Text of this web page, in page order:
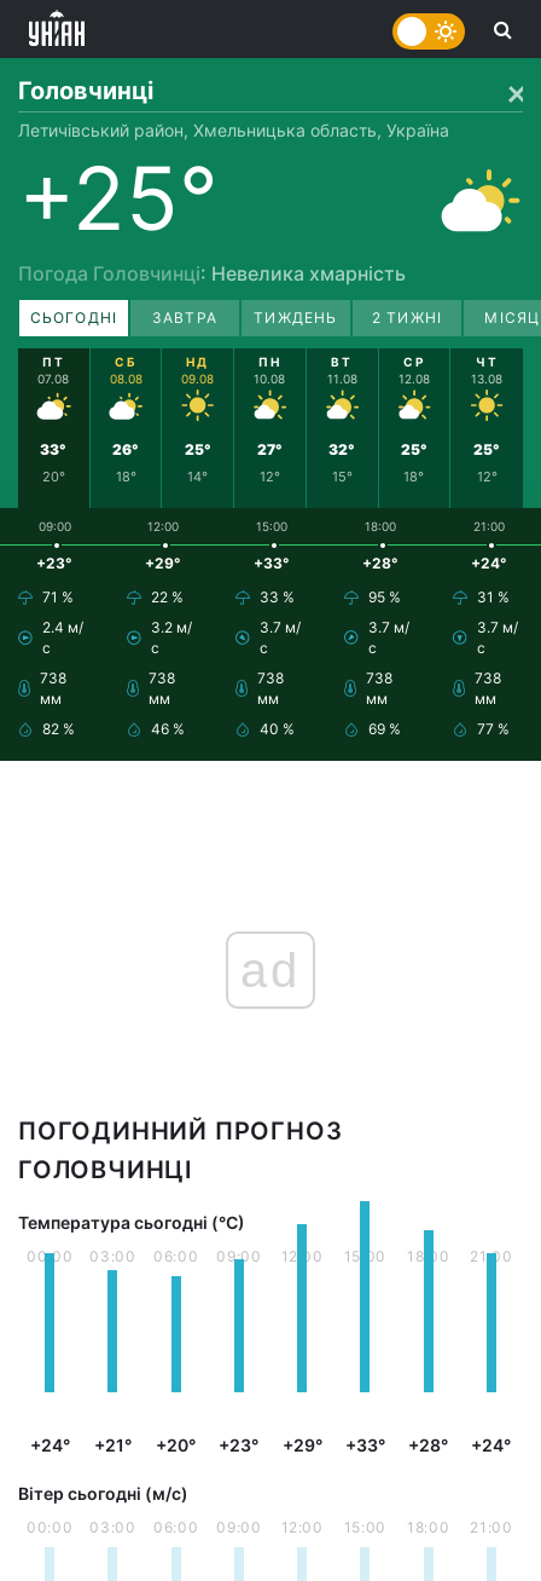
Головчинці
Летичівський район, Хмельницька область, Україна
+25°
Погода Головчинці: Невелика хмарність
СЬОГОДНІ ЗАВТРА ТИЖДЕНЬ 2 ТИЖНІ
ПТ
07.08
33°
20°
СБ
08.08
26°
18°
НД
09.08
25°
14°
ПН
10.08
27°
12°
ВТ
11.08
32°
15°
СР
12.08
25°
18°
ЧТ
13.08
25°
12°
09:00
+23°
71 %
2.4 м/
с
738
мм
82 %
12:00
+29°
22 %
3.2 м/
с
738
мм
46 %
15:00
+33°
33 %
3.7 м/
с
738
мм
40 %
18:00
+28°
95 %
3.7 м/
с
738
мм
69 %
21:00
+24°
31 %
3.7 м/
с
738
мм
77 %
ad
ПОГОДИННИЙ ПРОГНОЗ
ГОЛОВЧИНЦІ
Температура сьогодні (°С)
00:00
+24°
03:00
+21°
06:00
+20°
09:00
+23°
12:00
+29°
15:00
+33°
18:00
+28°
21:00
+24°
Вітер сьогодні (м/с)
00:00 03:00 06:00 09:00 12:00 15:00 18:00 21:00